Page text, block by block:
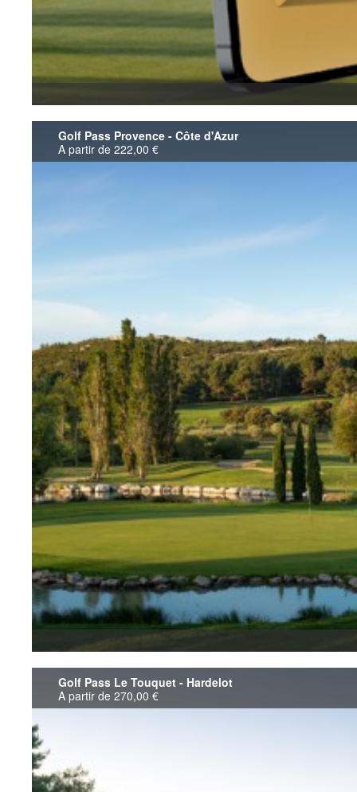
Golf Pass Provence - Côte d'Azur
A partir de 222,00 €
Golf Pass Le Touquet - Hardelot
A partir de 270,00 €